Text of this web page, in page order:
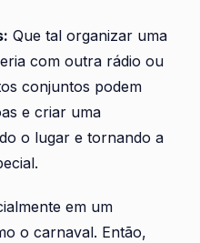
Que tal organizar uma
com outra rádio ou
conjuntos podem
e criar uma
o lugar e tornando a
em um
o carnaval. Então,